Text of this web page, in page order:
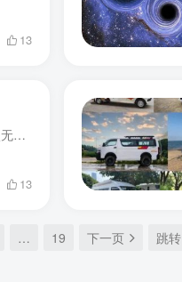
13
搜索品牌、菜谱、食材 首页 > 饮食常识 > 清淡无油食谱，只为健康的你清淡无油食谱，只为健康的你2022.06.12网友投稿我要提问我要投稿对于许多食客朋友们来说，清淡饮食可能是一个...
13
… 19 下一页 跳转